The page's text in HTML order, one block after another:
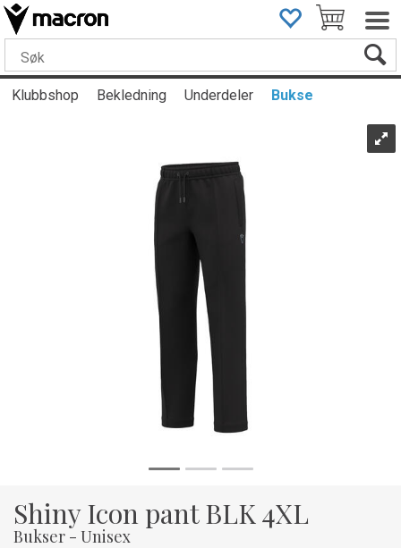
Klubbshop Bekledning Underdeler Bukse
Shiny Icon pant BLK 4XL
Bukser - Unisex